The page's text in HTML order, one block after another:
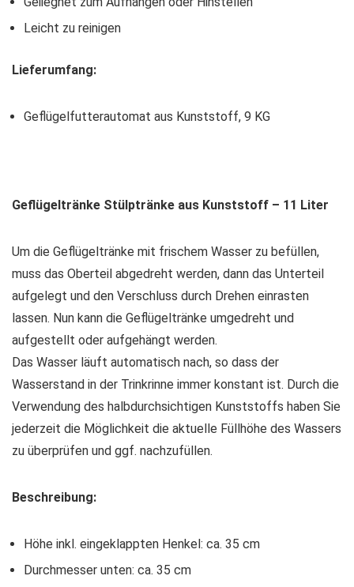
Leicht zu reinigen
Lieferumfang:
Geflügelfutterautomat aus Kunststoff, 9 KG
Geflügeltränke Stülptränke aus Kunststoff – 11 Liter
Um die Geflügeltränke mit frischem Wasser zu befüllen,
muss das Oberteil abgedreht werden, dann das Unterteil
aufgelegt und den Verschluss durch Drehen einrasten
lassen. Nun kann die Geflügeltränke umgedreht und
aufgestellt oder aufgehängt werden.
Das Wasser läuft automatisch nach, so dass der
Wasserstand in der Trinkrinne immer konstant ist. Durch die
Verwendung des halbdurchsichtigen Kunststoffs haben Sie
jederzeit die Möglichkeit die aktuelle Füllhöhe des Wassers
zu überprüfen und ggf. nachzufüllen.
Beschreibung:
Höhe inkl. eingeklappten Henkel: ca. 35 cm
Durchmesser unten: ca. 35 cm